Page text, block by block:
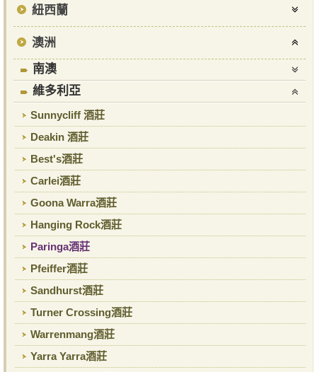
紐西蘭
澳洲
南澳
維多利亞
Sunnycliff 酒莊
Deakin 酒莊
Best's酒莊
Carlei酒莊
Goona Warra酒莊
Hanging Rock酒莊
Paringa酒莊
Pfeiffer酒莊
Sandhurst酒莊
Turner Crossing酒莊
Warrenmang酒莊
Yarra Yarra酒莊